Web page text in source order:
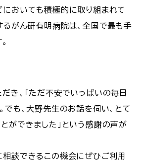
おいても積極的に取り組まれて
るがん研有明病院は、全国で最も手
き、「ただ不安でいっぱいの毎日
でも、大野先生のお話を伺い、とて
ができました」という感謝の声が
談できるこの機会にぜひご利用